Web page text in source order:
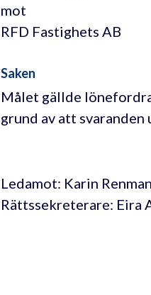
mot
RFD Fastighets AB
Saken
Målet gällde
grund av att
Ledamot: Karin Renman
Rättssekreterare: Eira